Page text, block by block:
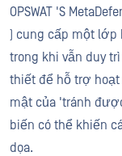
OPSWAT 'S
) cung cấp một lớp
trong khi vẫn duy
thiết để hỗ trợ hoạt
mật của 'tránh
biến có thể khiến
dọa.